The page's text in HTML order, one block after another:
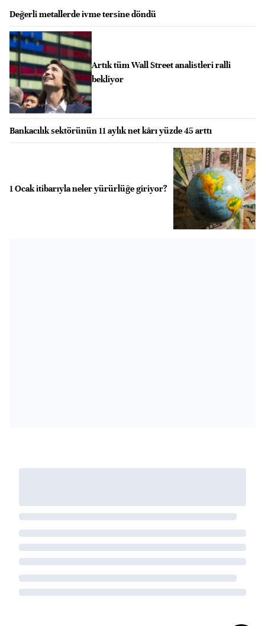
Değerli metallerde ivme tersine döndü
Artık tüm Wall Street analistleri ralli
bekliyor
Bankacılık sektörünün 11 aylık net kârı yüzde 45 arttı
1 Ocak itibarıyla neler yürürlüğe giriyor?